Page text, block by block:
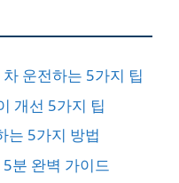
운전하는 5가지 팁
개선 5가지 팁
는 5가지 방법
분 완벽 가이드